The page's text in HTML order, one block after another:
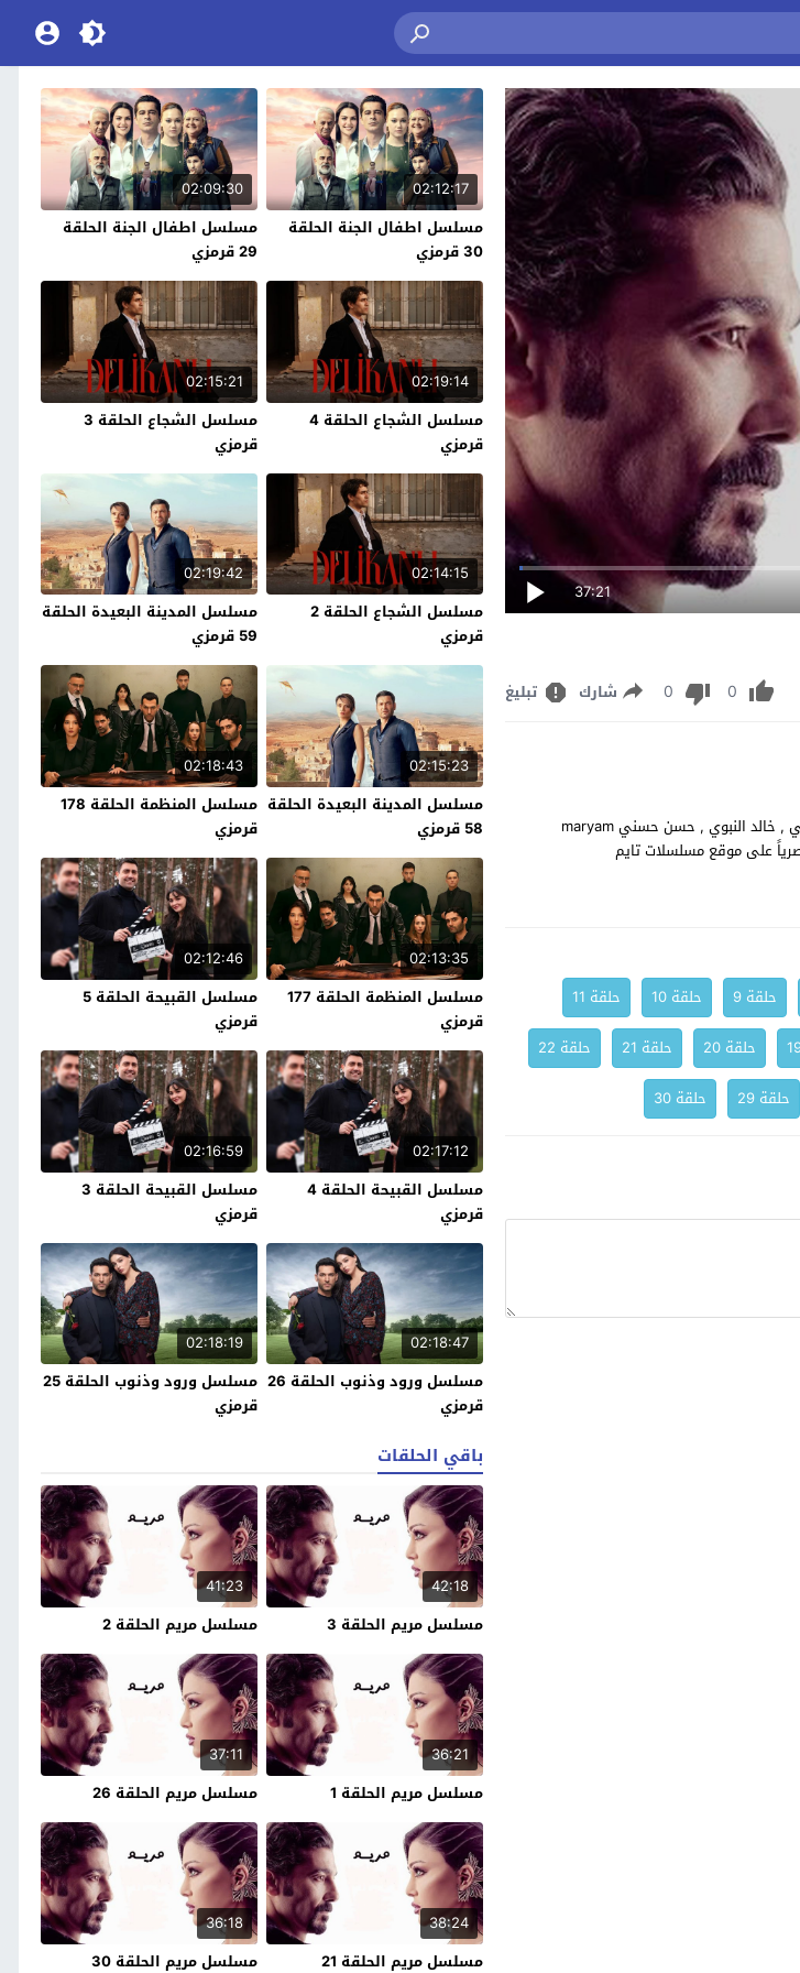
37:21
0
0 شارك تبليغ
مشاهدة وتحميل مسلسل الدراما المصري "مريم" الحلقة 24 يقوم بدور البطولة كلا من: هيفاء وهبي , خالد النبوي , حسن حسني maryam
حلقة 9 حلقة 10
حلقة 11
حلقة 20 حلقة 21
حلقة 22
حلقة 29 حلقة 30
02:12:17
مسلسل اطفال الجنة الحلقة
30 قرمزي
02:09:30
مسلسل اطفال الجنة الحلقة
29 قرمزي
02:19:14
مسلسل الشجاع الحلقة 4
قرمزي
02:15:21
مسلسل الشجاع الحلقة 3
قرمزي
02:14:15
مسلسل الشجاع الحلقة 2
قرمزي
02:19:42
مسلسل المدينة البعيدة الحلقة
59 قرمزي
02:15:23
مسلسل المدينة البعيدة الحلقة
58 قرمزي
02:18:43
مسلسل المنظمة الحلقة 178
قرمزي
02:13:35
مسلسل المنظمة الحلقة 177
قرمزي
02:12:46
مسلسل القبيحة الحلقة 5
قرمزي
02:17:12
مسلسل القبيحة الحلقة 4
قرمزي
02:16:59
مسلسل القبيحة الحلقة 3
قرمزي
02:18:47
مسلسل ورود وذنوب الحلقة 26
قرمزي
02:18:19
مسلسل ورود وذنوب الحلقة 25
قرمزي
باقي الحلقات
42:18
مسلسل مريم الحلقة 3
41:23
مسلسل مريم الحلقة 2
36:21
مسلسل مريم الحلقة 1
37:11
مسلسل مريم الحلقة 26
38:24
مسلسل مريم الحلقة 21
36:18
مسلسل مريم الحلقة 30